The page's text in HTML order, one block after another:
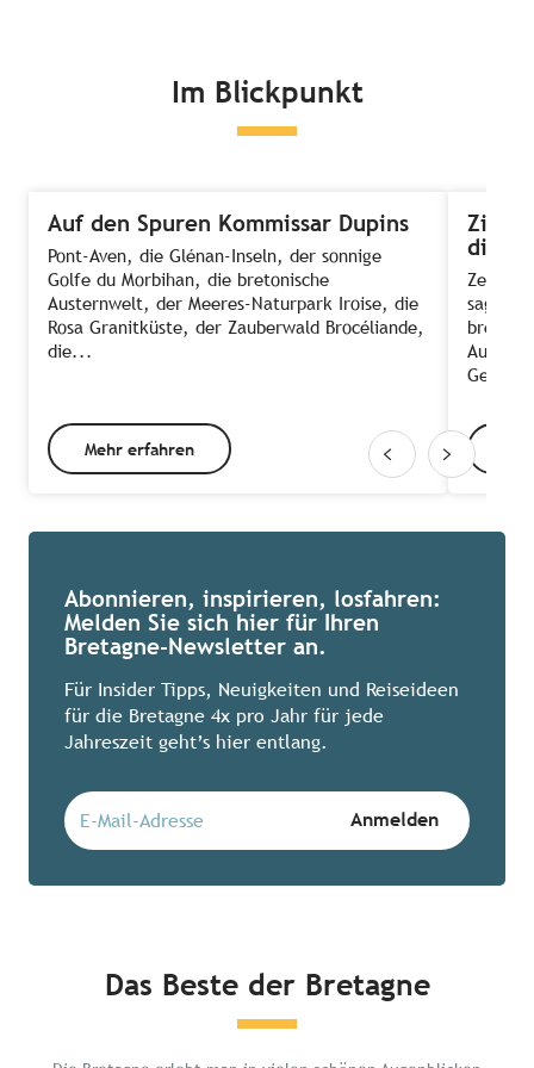
Im Blickpunkt
Auf den Spuren Kommissar Dupins
Pont-Aven, die Glénan-Inseln, der sonnige
Golfe du Morbihan, die bretonische
Austernwelt, der Meeres-Naturpark Iroise, die
Rosa Granitküste, der Zauberwald Brocéliande,
die...
Mehr erfahren
die
Zeit,
sagt
Gehen
Abonnieren, inspirieren, losfahren:
Melden Sie sich hier für Ihren
Bretagne-Newsletter an.
Für Insider Tipps, Neuigkeiten und Reiseideen
für die Bretagne 4x pro Jahr für jede
Jahreszeit geht’s hier entlang.
Das Beste der Bretagne
Chillen in der Bretagne